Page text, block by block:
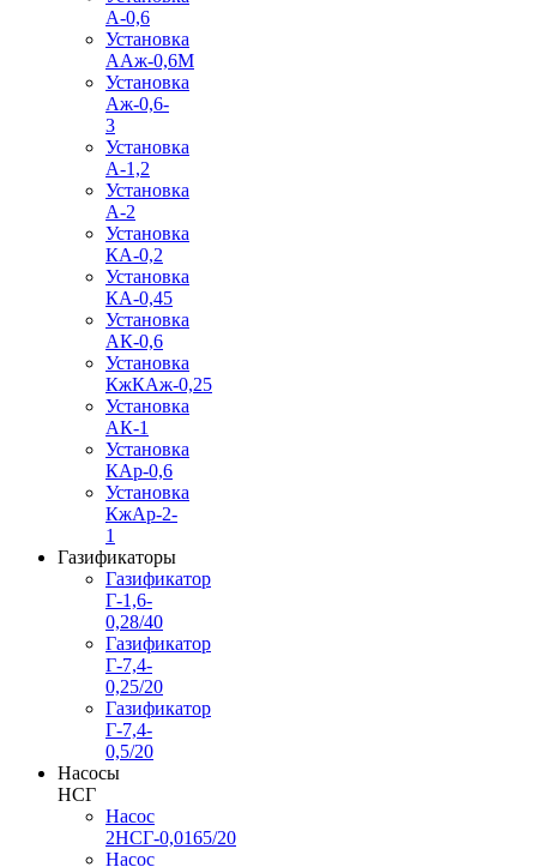
А-0,6
Установка
ААж-0,6М
Установка
Аж-0,6-
3
Установка
А-1,2
Установка
А-2
Установка
КА-0,2
Установка
КА-0,45
Установка
АК-0,6
Установка
КжКАж-0,25
Установка
АК-1
Установка
КАр-0,6
Установка
КжАр-2-
1
Газификаторы
Газификатор
Г-1,6-
0,28/40
Газификатор
Г-7,4-
0,25/20
Газификатор
Г-7,4-
0,5/20
Насосы
НСГ
Насос
2НСГ-0,0165/20
Насос